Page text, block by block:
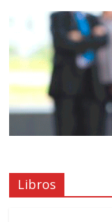
Libros